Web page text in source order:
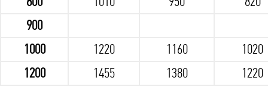
900
1000
1220 1160
1020
1200
1455 1380 1220